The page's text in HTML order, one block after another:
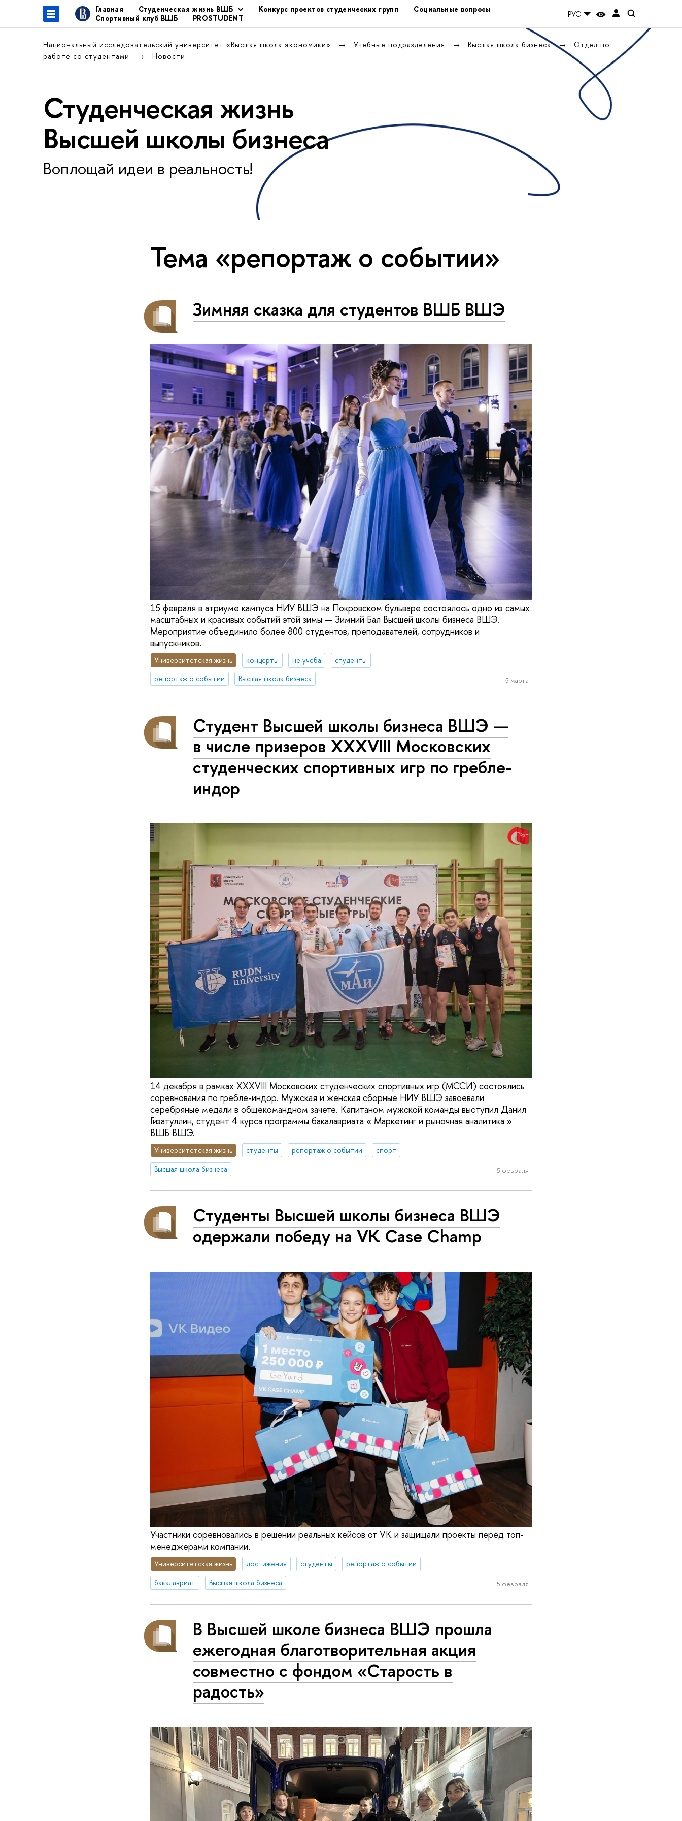
Главная Студенческая жизнь ВШБ Конкурс проектов студенческих групп
Социальные вопросы
Спортивный клуб ВШБ
PROSTUDENT РУС
Национальный исследовательский университет «Высшая школа экономики» Учебные подразделения Высшая школа бизнеса
Отдел по
работе со студентами
Новости
Студенческая жизнь
Высшей школы бизнеса
Воплощай идеи в реальность!
Тема «репортаж о событии»
Зимняя сказка для студентов ВШБ ВШЭ
15 февраля в атриуме кампуса НИУ ВШЭ на Покровском бульваре состоялось одно из самых
масштабных и красивых событий этой зимы — Зимний Бал Высшей школы бизнеса ВШЭ.
Мероприятие объединило более 800 студентов, преподавателей, сотрудников и
выпускников.
Университетская жизнь концерты не учеба
студенты
репортаж о событии
Высшая школа бизнеса 5 марта
Студент Высшей школы бизнеса ВШЭ —
в числе призеров XXXVIII Московских
студенческих спортивных игр по гребле-
индор
14 декабря в рамках XXXVIII Московских студенческих спортивных игр (МССИ) состоялись
соревнования по гребле-индор. Мужская и женская сборные НИУ ВШЭ завоевали
серебряные медали в общекомандном зачете. Капитаном мужской команды выступил Данил
Гизатуллин, студент 4 курса программы бакалавриата « Маркетинг и рыночная аналитика »
ВШБ ВШЭ.
Университетская жизнь студенты репортаж о событии
спорт
Высшая школа бизнеса
5 февраля
Студенты Высшей школы бизнеса ВШЭ
одержали победу на VK Case Champ
Участники соревновались в решении реальных кейсов от VK и защищали проекты перед топ-
менеджерами компании.
Университетская жизнь достижения студенты
репортаж о событии
бакалавриат
Высшая школа бизнеса 5 февраля
В Высшей школе бизнеса ВШЭ прошла
ежегодная благотворительная акция
совместно с фондом «Старость в
радость»